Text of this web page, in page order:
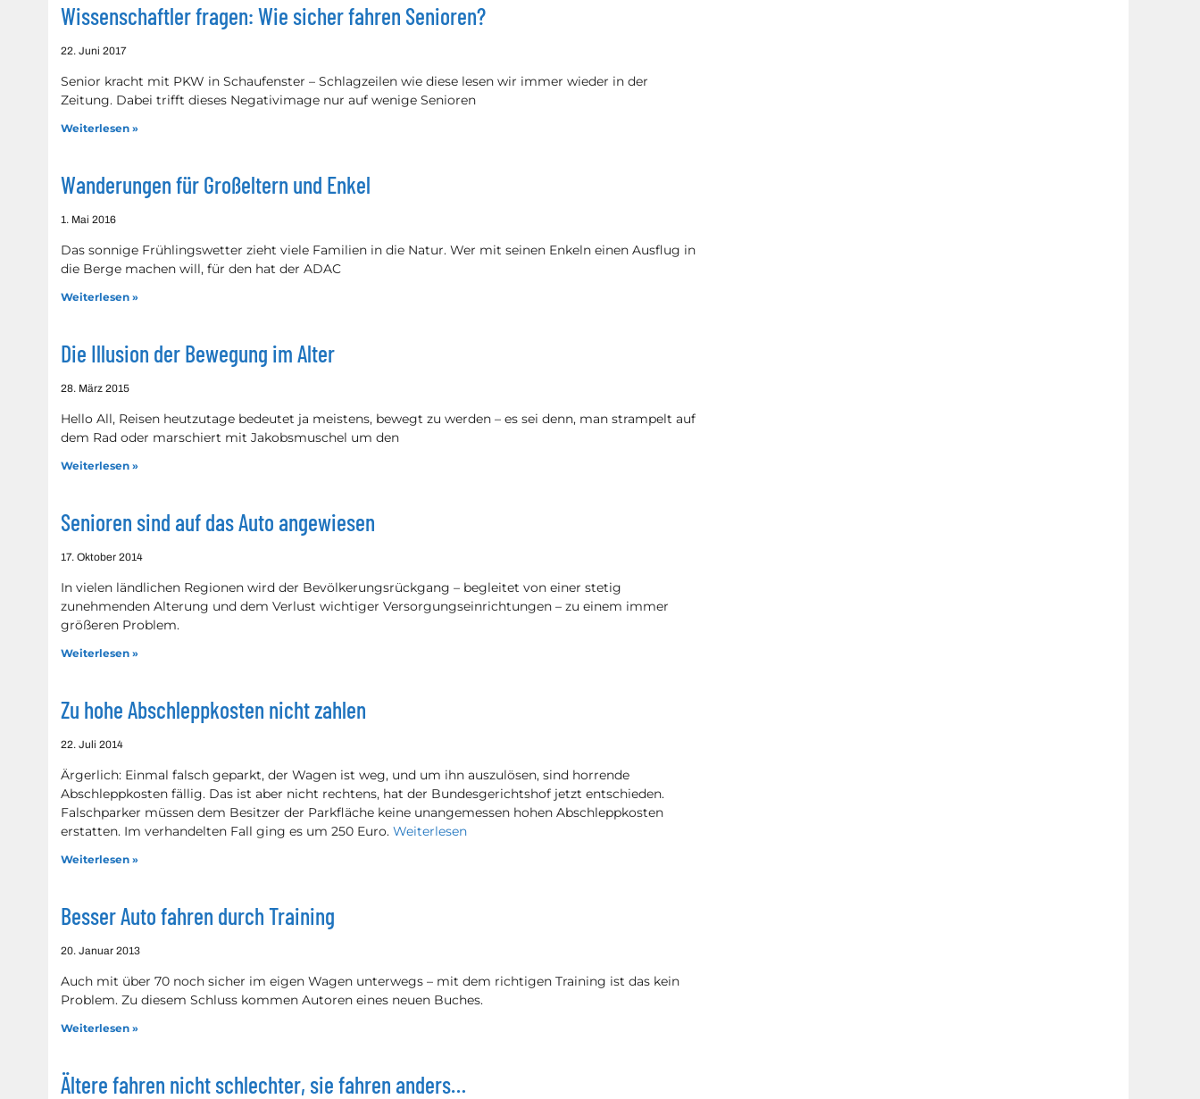
Wissenschaftler fragen: Wie sicher fahren Senioren?
22. Juni 2017
Senior kracht mit PKW in Schaufenster – Schlagzeilen wie diese lesen wir immer wieder in der
Zeitung. Dabei trifft dieses Negativimage nur auf wenige Senioren
Weiterlesen »
Wanderungen für Großeltern und Enkel
1. Mai 2016
Das sonnige Frühlingswetter zieht viele Familien in die Natur. Wer mit seinen Enkeln einen Ausflug in
die Berge machen will, für den hat der ADAC
Weiterlesen »
Die Illusion der Bewegung im Alter
28. März 2015
Hello All, Reisen heutzutage bedeutet ja meistens, bewegt zu werden – es sei denn, man strampelt auf
dem Rad oder marschiert mit Jakobsmuschel um den
Weiterlesen »
Senioren sind auf das Auto angewiesen
17. Oktober 2014
In vielen ländlichen Regionen wird der Bevölkerungsrückgang – begleitet von einer stetig
zunehmenden Alterung und dem Verlust wichtiger Versorgungseinrichtungen – zu einem immer
größeren Problem.
Weiterlesen »
Zu hohe Abschleppkosten nicht zahlen
22. Juli 2014
Ärgerlich: Einmal falsch geparkt, der Wagen ist weg, und um ihn auszulösen, sind horrende
Abschleppkosten fällig. Das ist aber nicht rechtens, hat der Bundesgerichtshof jetzt entschieden.
Falschparker müssen dem Besitzer der Parkfläche keine unangemessen hohen Abschleppkosten
erstatten. Im verhandelten Fall ging es um 250 Euro.Weiterlesen
Weiterlesen »
Besser Auto fahren durch Training
20. Januar 2013
Auch mit über 70 noch sicher im eigen Wagen unterwegs – mit dem richtigen Training ist das kein
Problem. Zu diesem Schluss kommen Autoren eines neuen Buches.
Weiterlesen »
Ältere fahren nicht schlechter, sie fahren anders…